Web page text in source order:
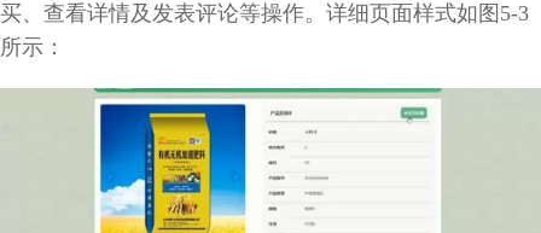
买、查看详情及发表评论等操作。详细页面样式如图5-3
所示：